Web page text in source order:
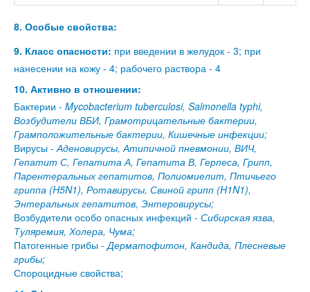
8. Особые свойства:
9. Класс опасности: при введении в желудок - 3; при
нанесении на кожу - 4; рабочего раствора - 4
10. Активно в отношении:
Бактерии - Mycobacterium tuberculosi, Salmonella typhi,
Возбудители ВБИ, Грамотрицательные бактерии,
Грамположительные бактерии, Кишечные инфекции;
Вирусы -Аденовирусы, Атипичной пневмонии, ВИЧ,
Гепатит С, Гепатита А, Гепатита В, Герпеса, Грипп,
Парентеральных гепатитов, Полиомиелит, Птичьего
гриппа (H5N1), Ротавирусы, Свиной грипп (H1N1),
Энтеральных гепатитов, Энтеровирусы;
Возбудители особо опасных инфекций - Сибирская язва,
Туляремия, Холера, Чума;
Патогенные грибы -Дерматофитон, Кандида, Плесневые
грибы;
Спороцидные свойства;